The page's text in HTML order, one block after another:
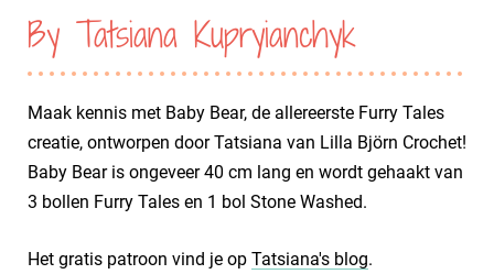
By Tatsiana Kupryianchyk
Maak kennis met Baby Bear, de allereerste Furry Tales
creatie, ontworpen door Tatsiana van Lilla Björn Crochet!
Baby Bear is ongeveer 40 cm lang en wordt gehaakt van
3 bollen Furry Tales en 1 bol Stone Washed.
Het gratis patroon vind je op Tatsiana's blog.